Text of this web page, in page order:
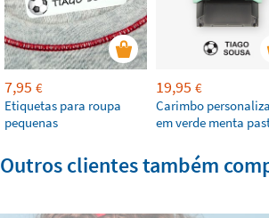
7,95 €
Etiquetas para roupa
pequenas
19,95 €
Carimbo
em verde menta
Outros clientes também